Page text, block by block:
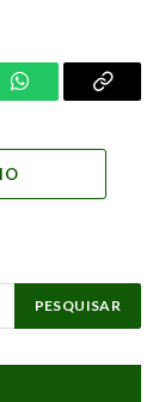
WhatsAppCopy